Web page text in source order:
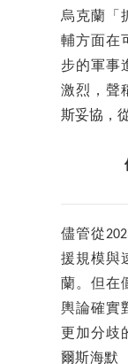
烏克蘭「
輔方面在
步的軍事
激烈，聲
斯妥協，
儘管從
援規模與
蘭。但在
輿論確實
更加分歧
爾斯海默